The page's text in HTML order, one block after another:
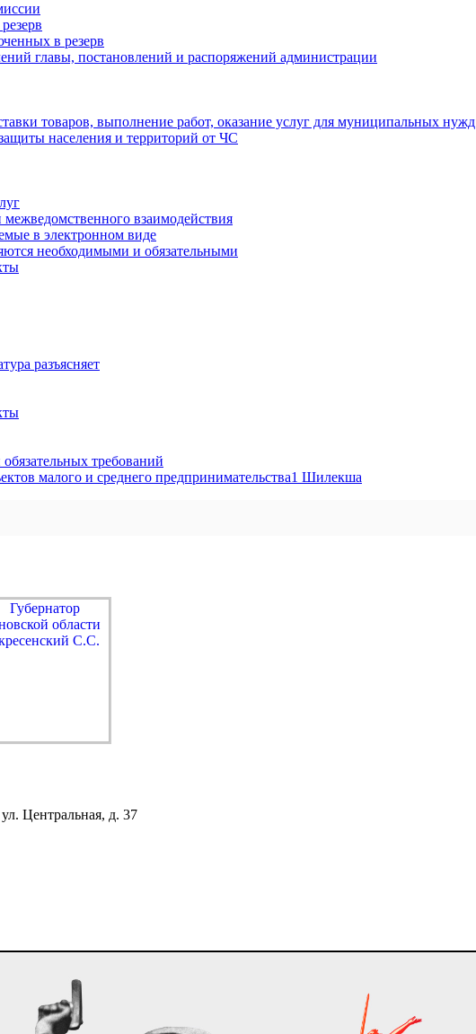
в резерв
главы, постановлений и распоряжений администрации
товаров, выполнение работ, оказание услуг для муниципальных нужд
населения и территорий от ЧС
межведомственного взаимодействия
в электронном виде
необходимыми и обязательными
разъясняет
требований
малого и среднего предпринимательства1 Шилекша
Центральная, д. 37